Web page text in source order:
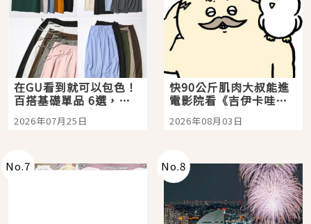
在GU看到就可以包色！
百搭基礎單品 6選，閉
眼全收也不心疼
2026年07月25日
快90公斤肌肉大叔能進
電影院看《吉伊卡哇》
嗎？日本重金屬樂團
「打首」會長與nagano
2026年08月03日
No.7 No.8